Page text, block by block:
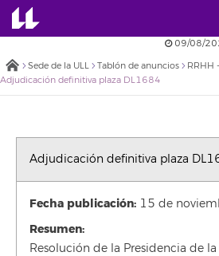
09/08/
Sede de la ULL Tablón de anuncios
RRHH
Adjudicación definitiva plaza DL1684
Adjudicación definitiva plaza
Fecha publicación: 15 de
Resumen:
Resolución de la Presidencia de